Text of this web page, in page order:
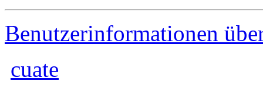
Benutzerinformationen
cuate